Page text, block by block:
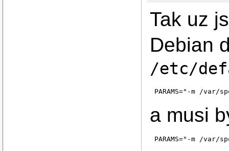
Tak uz
Debian
/etc/
PARAMS="-m /
a musi
PARAMS="-m /